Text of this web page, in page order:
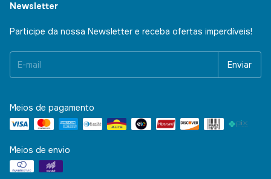
Newsletter
Participe da nossa Newsletter e receba ofertas imperdíveis!
Meios de pagamento
Meios de envio